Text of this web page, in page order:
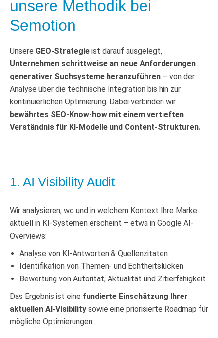
unsere Methodik bei
Semotion
Unsere GEO-Strategie ist darauf ausgelegt,
Unternehmen schrittweise an neue Anforderungen
generativer Suchsysteme heranzuführen – von der
Analyse über die technische Integration bis hin zur
kontinuierlichen Optimierung. Dabei verbinden wir
bewährtes SEO-Know-how mit einem vertieften
Verständnis für KI-Modelle und Content-Strukturen.
1. AI Visibility Audit
Wir analysieren, wo und in welchem Kontext Ihre Marke
aktuell in KI-Systemen erscheint – etwa in Google AI-
Overviews:
Analyse von KI-Antworten & Quellenzitaten
Identifikation von Themen- und Echtheitslücken
Bewertung von Autorität, Aktualität und Zitierfähigkeit
Das Ergebnis ist eine fundierte Einschätzung Ihrer
aktuellen AI-Visibility sowie eine priorisierte Roadmap für
mögliche Optimierungen.